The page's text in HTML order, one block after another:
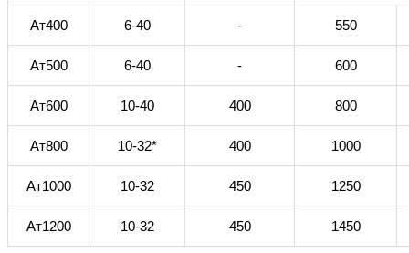
Ат400 6-40 - 550
Ат500 6-40 - 600
Ат600 10-40 400 800
Ат800 10-32* 400 1000
Ат1000 10-32 450 1250
Ат1200 10-32 450 1450